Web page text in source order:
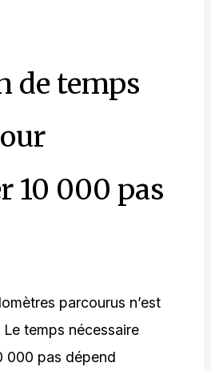
de temps
10 000 pas
parcourus n’est
Le temps nécessaire
000 pas dépend